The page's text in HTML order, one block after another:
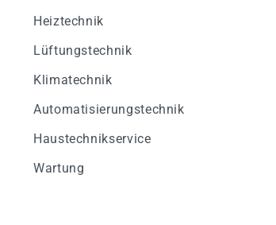
Heiztechnik
Lüftungstechnik
Klimatechnik
Automatisierungstechnik
Haustechnikservice
Wartung